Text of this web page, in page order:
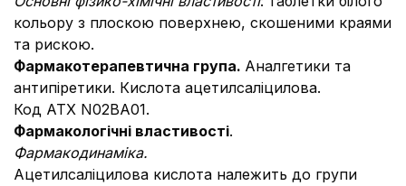
кольору з плоскою поверхнею, скошеними краями
та рискою.
Фармакотерапевтична група. Аналгетики та
антипіретики. Кислота ацетилсаліцилова.
Код АТХ N02BA01.
Фармакологічні властивості.
Фармакодинаміка.
Ацетилсаліцилова кислота належить до групи